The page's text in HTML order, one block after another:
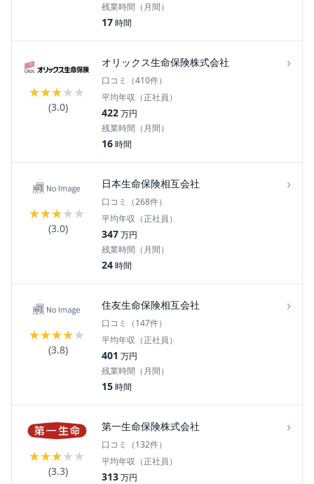
残業時間（月間）
17時間
★★★★★
(3.0)
オリックス生命保険株式会社 ›
口コミ（410件）
平均年収（正社員）
422万円
残業時間（月間）
16時間
★★★★★
(3.0)
日本生命保険相互会社 ›
口コミ（268件）
平均年収（正社員）
347万円
残業時間（月間）
24時間
★★★★★
(3.8)
住友生命保険相互会社 ›
口コミ（147件）
平均年収（正社員）
401 万円
残業時間（月間）
15時間
★★★★★
(3.3)
第一生命保険株式会社 ›
口コミ（132件）
平均年収（正社員）
313万円